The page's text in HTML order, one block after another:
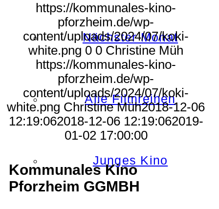
Nächster Monat
Alle Filmreihen
Junges Kino
https://kommunales-kino-
pforzheim.de/wp-
content/uploads/2024/07/koki-
white.png 0 0 Christine Müh
https://kommunales-kino-
pforzheim.de/wp-
content/uploads/2024/07/koki-
white.png Christine Müh2018-12-06
12:19:062018-12-06 12:19:062019-
01-02 17:00:00
Kommunales Kino
Pforzheim GGMBH